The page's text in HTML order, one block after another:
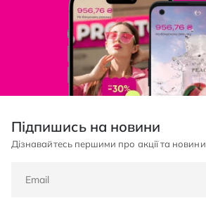
Підпишись на новини
Дізнавайтесь першими про акції та новини